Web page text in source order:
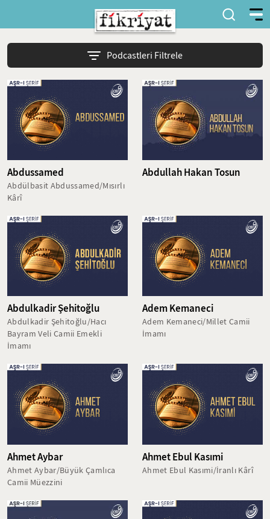
Podcastleri Filtrele
Abdussamed
Abdülbasit Abdussamed/Mısırlı
Kârî
Abdullah Hakan Tosun
Abdulkadir Şehitoğlu
Abdulkadir Şehitoğlu/Hacı
Bayram Veli Camii Emekli
İmamı
Adem Kemaneci
Adem Kemaneci/Millet Camii
İmamı
Ahmet Aybar
Ahmet Aybar/Büyük Çamlıca
Camii Müezzini
Ahmet Ebul Kasımi
Ahmet Ebul Kasımi/İranlı Kârî